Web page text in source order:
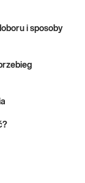
Wymaz
dróg
nosicielstwa.
i sposoby